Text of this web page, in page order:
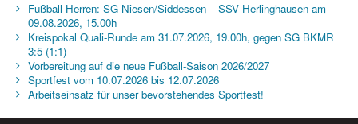
Fußball Herren: SG Niesen/Siddessen – SSV Herlinghausen am
09.08.2026, 15.00h
Kreispokal Quali-Runde am 31.07.2026, 19.00h, gegen SG BKMR
3:5 (1:1)
Vorbereitung auf die neue Fußball-Saison 2026/2027
Sportfest vom 10.07.2026 bis 12.07.2026
Arbeitseinsatz für unser bevorstehendes Sportfest!